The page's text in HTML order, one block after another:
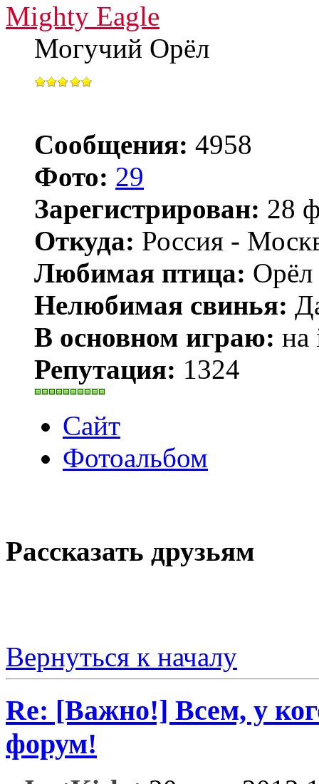
Mighty Eagle
Могучий Орёл
Сообщения: 4958
Фото: 29
Зарегистрирован: 28
Откуда: Россия -
Любимая птица:
Нелюбимая свинья:
В основном играю: на
Репутация: 1324
Сайт
Фотоальбом
Рассказать друзьям
Вернуться к началу
Re: [Важно!] Всем, у
форум!